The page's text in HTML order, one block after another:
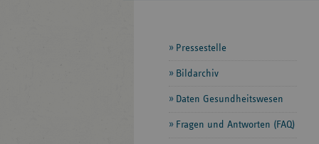
Seitennavigation
Pressestelle
Bildarchiv
Daten Gesundheitswesen
Fragen und Antworten (FAQ)